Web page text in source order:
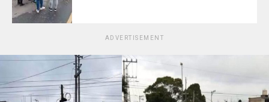
ADVERTISEMENT